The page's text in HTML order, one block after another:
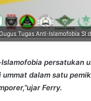
Tugas Anti-Islamofobia SI
persatukan
dalam satu
Ferry.